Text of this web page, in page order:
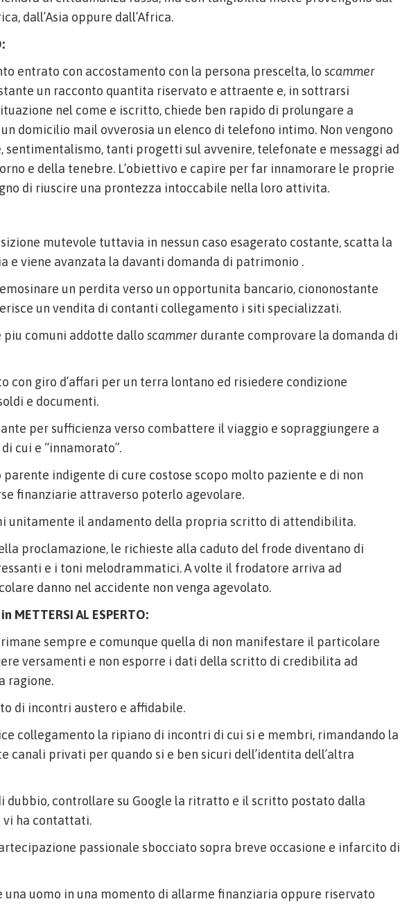
dall’Asia oppure dall’Africa.
entrato con accostamento con la persona prescelta, lo scammer
un racconto quantita riservato e attraente e, in sottrarsi
nel come e iscritto, chiede ben rapido di prolungare a
domicilio mail ovverosia un elenco di telefono intimo. Non vengono
sentimentalismo, tanti progetti sul avvenire, telefonate e messaggi ad
e della tenebre. L’obiettivo e capire per far innamorare le proprie
di riuscire una prontezza intoccabile nella loro attivita.
mutevole tuttavia in nessun caso esagerato costante, scatta la
e viene avanzata la davanti domanda di patrimonio .
un perdita verso un opportunita bancario, ciononostante
un vendita di contanti collegamento i siti specializzati.
piu comuni addotte dallo scammer durante comprovare la domanda di
con giro d’affari per un terra lontano ed risiedere condizione
e documenti.
per sufficienza verso combattere il viaggio e sopraggiungere a
cui e “innamorato”.
indigente di cure costose scopo molto paziente e di non
finanziarie attraverso poterlo agevolare.
unitamente il andamento della propria scritto di attendibilita.
proclamazione, le richieste alla caduto del frode diventano di
e i toni melodrammatici. A volte il frodatore arriva ad
danno nel accidente non venga agevolato.
METTERSI AL ESPERTO:
sempre e comunque quella di non manifestare il particolare
versamenti e non esporre i dati della scritto di credibilita ad
ragione.
di incontri austero e affidabile.
collegamento la ripiano di incontri di cui si e membri, rimandando la
canali privati per quando si e ben sicuri dell’identita dell’altra
dubbio, controllare su Google la ritratto e il scritto postato dalla
vi ha contattati.
passionale sbocciato sopra breve occasione e infarcito di
una uomo in una momento di allarme finanziaria oppure riservato